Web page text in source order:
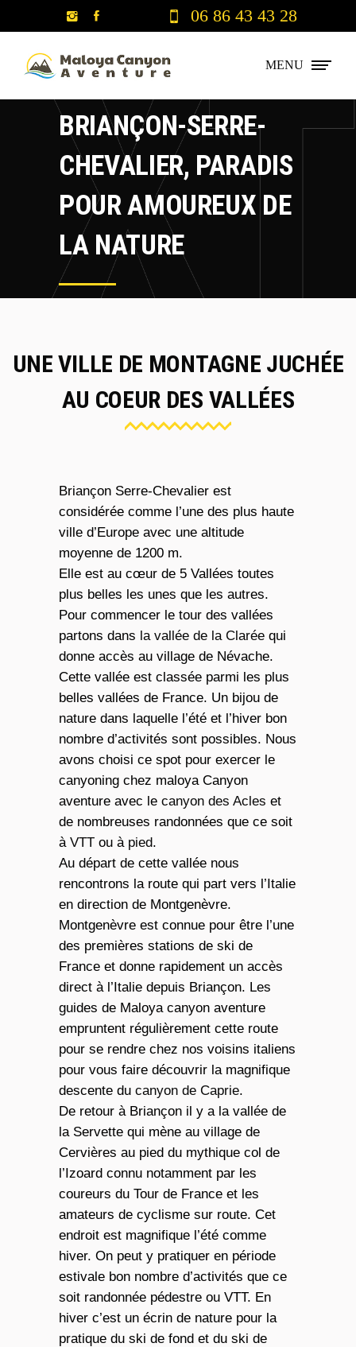
06 86 43 43 28
MENU
BRIANÇON-SERRE-
CHEVALIER, PARADIS
POUR AMOUREUX DE
LA NATURE
UNE VILLE DE MONTAGNE JUCHÉE
AU COEUR DES VALLÉES
Briançon Serre-Chevalier est
considérée comme l’une des plus haute
ville d’Europe avec une altitude
moyenne de 1200 m.
Elle est au cœur de 5 Vallées toutes
plus belles les unes que les autres.
Pour commencer le tour des vallées
partons dans la vallée de la Clarée qui
donne accès au village de Névache.
Cette vallée est classée parmi les plus
belles vallées de France. Un bijou de
nature dans laquelle l’été et l’hiver bon
nombre d’activités sont possibles. Nous
avons choisi ce spot pour exercer le
canyoning chez maloya Canyon
aventure avec le canyon des Acles et
de nombreuses randonnées que ce soit
à VTT ou à pied.
Au départ de cette vallée nous
rencontrons la route qui part vers l’Italie
en direction de Montgenèvre.
Montgenèvre est connue pour être l’une
des premières stations de ski de
France et donne rapidement un accès
direct à l’Italie depuis Briançon. Les
guides de Maloya canyon aventure
empruntent régulièrement cette route
pour se rendre chez nos voisins italiens
pour vous faire découvrir la magnifique
descente du canyon de Caprie.
De retour à Briançon il y a la vallée de
la Servette qui mène au village de
Cervières au pied du mythique col de
l’Izoard connu notamment par les
coureurs du Tour de France et les
amateurs de cyclisme sur route. Cet
endroit est magnifique l’été comme
hiver. On peut y pratiquer en période
estivale bon nombre d’activités que ce
soit randonnée pédestre ou VTT. En
hiver c’est un écrin de nature pour la
pratique du ski de fond et du ski de